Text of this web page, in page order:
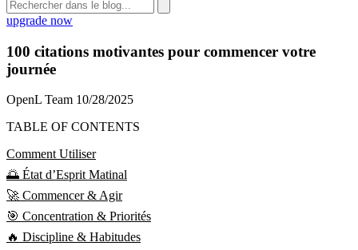
upgrade now
100 citations motivantes pour commencer votre
journée
OpenL Team 10/28/2025
TABLE OF CONTENTS
Comment Utiliser
🌅 État d’Esprit Matinal
🚀 Commencer & Agir
🎯 Concentration & Priorités
🔥 Discipline & Habitudes